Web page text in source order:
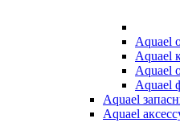
Aquael
Aquael
Aquael
Aquael
Aquael
Aquael